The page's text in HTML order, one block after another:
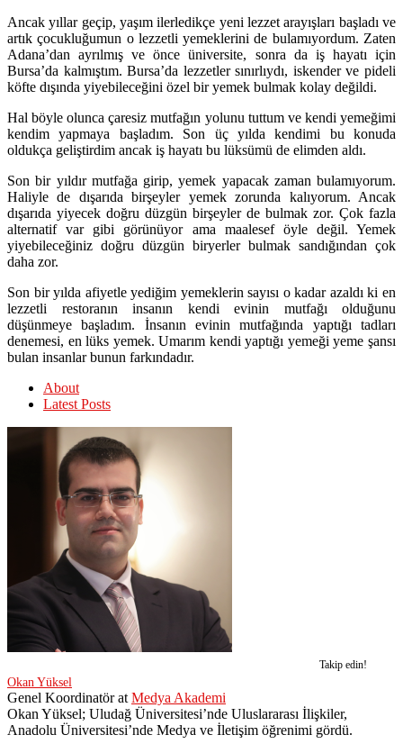
Ancak yıllar geçip, yaşım ilerledikçe yeni lezzet arayışları başladı ve
artık çocukluğumun o lezzetli yemeklerini de bulamıyordum. Zaten
Adana’dan ayrılmış ve önce üniversite, sonra da iş hayatı için
Bursa’da kalmıştım. Bursa’da lezzetler sınırlıydı, iskender ve pideli
köfte dışında yiyebileceğini özel bir yemek bulmak kolay değildi.
Hal böyle olunca çaresiz mutfağın yolunu tuttum ve kendi yemeğimi
kendim yapmaya başladım. Son üç yılda kendimi bu konuda
oldukça geliştirdim ancak iş hayatı bu lüksümü de elimden aldı.
Son bir yıldır mutfağa girip, yemek yapacak zaman bulamıyorum.
Haliyle de dışarıda birşeyler yemek zorunda kalıyorum. Ancak
dışarıda yiyecek doğru düzgün birşeyler de bulmak zor. Çok fazla
alternatif var gibi görünüyor ama maalesef öyle değil. Yemek
yiyebileceğiniz doğru düzgün biryerler bulmak sandığından çok
daha zor.
Son bir yılda afiyetle yediğim yemeklerin sayısı o kadar azaldı ki en
lezzetli restoranın insanın kendi evinin mutfağı olduğunu
düşünmeye başladım. İnsanın evinin mutfağında yaptığı tadları
denemesi, en lüks yemek. Umarım kendi yaptığı yemeği yeme şansı
bulan insanlar bunun farkındadır.
About
Latest Posts
Takip edin!
Okan Yüksel
Genel Koordinatörat Medya Akademi
Okan Yüksel; Uludağ Üniversitesi’nde Uluslararası İlişkiler,
Anadolu Üniversitesi’nde Medya ve İletişim öğrenimi gördü.